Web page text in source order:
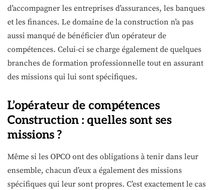
d’accompagner les entreprises d’assurances, les banques
et les finances. Le domaine de la construction n’a pas
aussi manqué de bénéficier d’un opérateur de
compétences. Celui-ci se charge également de quelques
branches de formation professionnelle tout en assurant
des missions qui lui sont spécifiques.
L’opérateur de compétences
Construction : quelles sont ses
missions ?
Même si les OPCO ont des obligations à tenir dans leur
ensemble, chacun d’eux a également des missions
spécifiques qui leur sont propres. C’est exactement le cas